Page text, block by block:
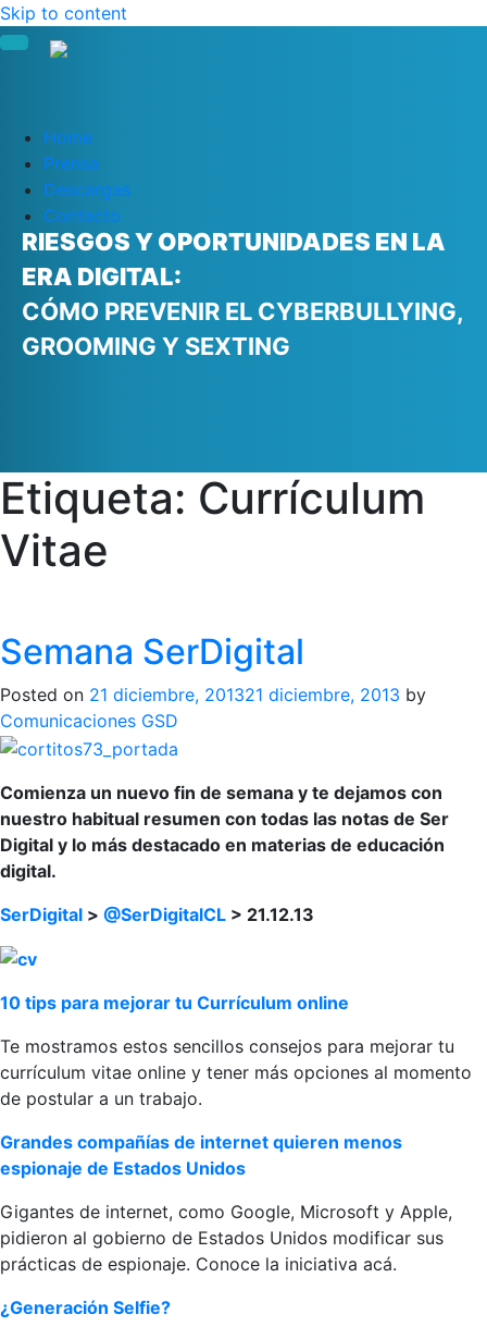
Skip to content
Home
Prensa
Descargas
Contacto
RIESGOS Y OPORTUNIDADES EN LA
ERA DIGITAL:
CÓMO PREVENIR EL CYBERBULLYING,
GROOMING Y SEXTING
Etiqueta: Currículum
Vitae
Semana SerDigital
Posted on 21 diciembre, 201321 diciembre, 2013 by
Comunicaciones GSD
Comienza un nuevo fin de semana y te dejamos con
nuestro habitual resumen con todas las notas de Ser
Digital y lo más destacado en materias de educación
digital.
SerDigital > @SerDigitalCL > 21.12.13
10 tips para mejorar tu Currículum online
Te mostramos estos sencillos consejos para mejorar tu
currículum vitae online y tener más opciones al momento
de postular a un trabajo.
Grandes compañías de internet quieren menos
espionaje de Estados Unidos
Gigantes de internet, como Google, Microsoft y Apple,
pidieron al gobierno de Estados Unidos modificar sus
prácticas de espionaje. Conoce la iniciativa acá.
¿Generación Selfie?